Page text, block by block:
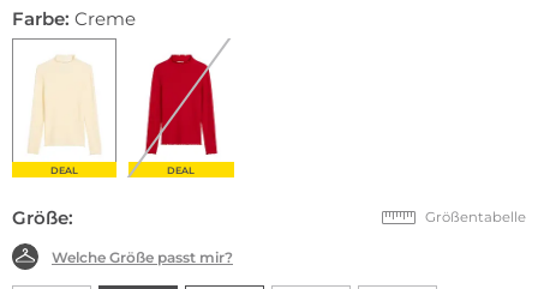
Farbe: Creme
DEAL DEAL
Größe: Größentabelle
Welche Größe passt mir?